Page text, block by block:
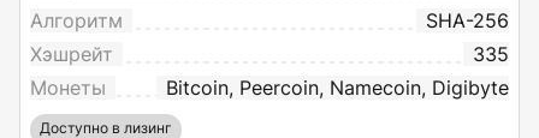
Алгоритм
SHA-256
Хэшрейт
335
Монеты
Bitcoin, Peercoin, Namecoin, Digibyte
Доступно в лизинг